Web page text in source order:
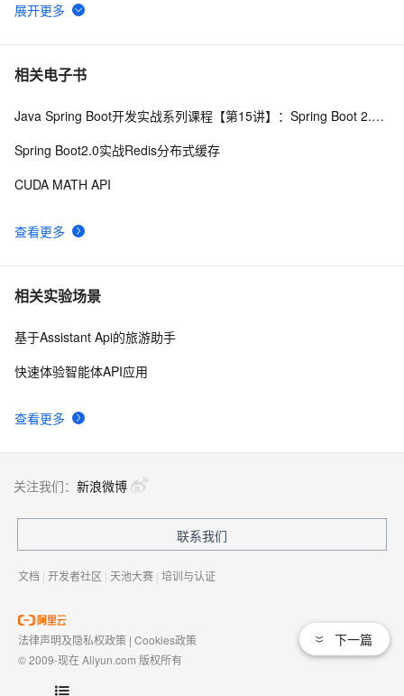
6 PHP通过API获取手机号码归属地
7 手机卫士12-号码归属地查询
8 P1-Android基于MVP实现号码归属地查询 1029
查询
Webservice实现手机号码归属地查询
相关电子书
查看更多
Java Spring Boot开发实战系列课程【第15讲】：Spring Boot 2.0 API与Spring REST Docs实战
Spring Boot2.0实战Redis分布式缓存
CUDA MATH API
相关实验场景
查看更多
基于Assistant Api的旅游助手
快速体验智能体API应用
下一篇
关注我们： 新浪微博
联系我们
文档 | 开发者社区 | 天池大赛 | 培训与认证
法律声明及隐私权政策 | Cookies政策
© 2009-现在 Aliyun.com 版权所有